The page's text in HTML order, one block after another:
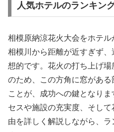
人気ホテルのランキン
相模原納涼花火大会をホテ
相模川から距離が近すぎず
想的です。花火の打ち上げ
のため、この方角に窓があ
ことが、成功への鍵となり
セスや施設の充実度、そし
由を詳しく解説しながら、